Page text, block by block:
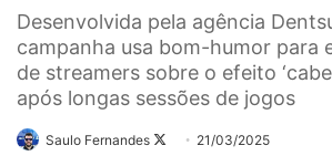
Desenvolvida pela agência
campanha usa bom-humor para
de streamers sobre o efeito
após longas sessões de jogos
Saulo Fernandes
Follow21/03/2025